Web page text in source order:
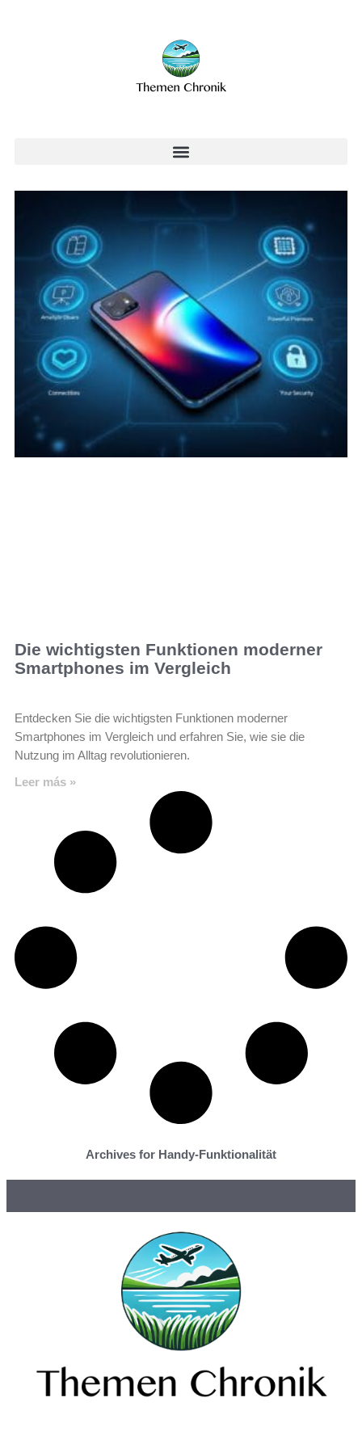
Die wichtigsten Funktionen moderner
Smartphones im Vergleich
Entdecken Sie die wichtigsten Funktionen moderner
Smartphones im Vergleich und erfahren Sie, wie sie die
Nutzung im Alltag revolutionieren.
Leer más »
Archives for Handy-Funktionalität